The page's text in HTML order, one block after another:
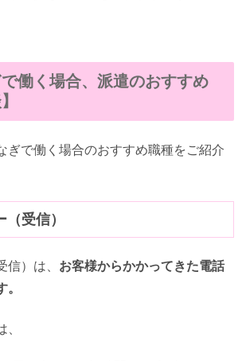
働く場合、派遣のおすすめ
ぎで働く場合のおすすめ職種をご紹介
受信）
信）は、 お客様からかかってきた電話